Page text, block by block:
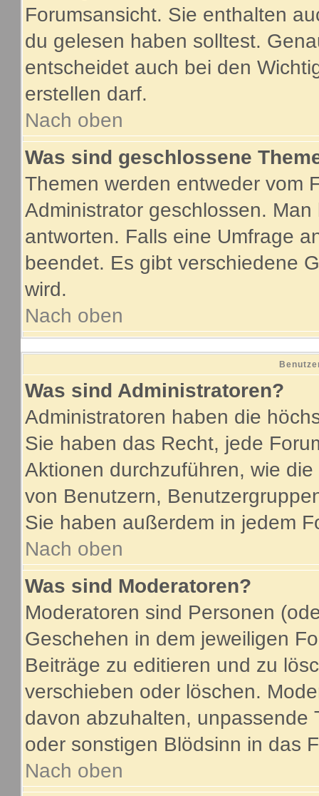
Forumsansicht. Sie enthalten
du gelesen haben solltest.
entscheidet auch bei den
erstellen darf.
Nach oben
Was sind geschlossene
Themen werden entweder vom
Administrator geschlossen.
antworten. Falls eine Umfrage
beendet. Es gibt verschiedene
wird.
Nach oben
Was sind Administratoren?
Administratoren haben die
Sie haben das Recht, jede
Aktionen durchzuführen, wie
von Benutzern,
Sie haben außerdem in jedem
Nach oben
Was sind Moderatoren?
Moderatoren sind Personen
Geschehen in dem jeweiligen
Beiträge zu editieren und zu
verschieben oder löschen.
davon abzuhalten, unpassende
oder sonstigen Blödsinn in das
Nach oben